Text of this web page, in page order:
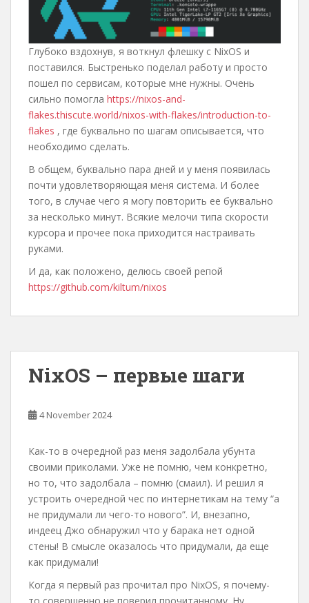
Глубоко вздохнув, я воткнул флешку с NixOS и
поставился. Быстренько поделал работу и просто
пошел по сервисам, которые мне нужны. Очень
сильно помогла https://nixos-and-
flakes.thiscute.world/nixos-with-flakes/introduction-to-
flakes , где буквально по шагам описывается, что
необходимо сделать.
В общем, буквально пара дней и у меня появилась
почти удовлетворяющая меня система. И более
того, в случае чего я могу повторить ее буквально
за несколько минут. Всякие мелочи типа скорости
курсора и прочее пока приходится настраивать
руками.
И да, как положено, делюсь своей репой
https://github.com/kiltum/nixos
NixOS – первые шаги
4 November 2024
Как-то в очередной раз меня задолбала убунта
своими приколами. Уже не помню, чем конкретно,
но то, что задолбала – помню (смаил). И решил я
устроить очередной чес по интернетикам на тему “а
не придумали ли чего-то нового”. И, внезапно,
индеец Джо обнаружил что у барака нет одной
стены! В смысле оказалось что придумали, да еще
как придумали!
Когда я первый раз прочитал про NixOS, я почему-